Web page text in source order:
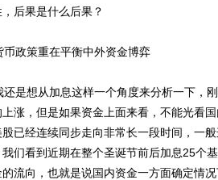
后果是什么后果？
政策重在平衡中外资金博弈
是想从加息这样一个角度来分析一下，
涨，但是如果资金上面来看，不能光看
已经连续同步走向非常长一段时间，一
们看到近期在整个圣诞节前后加息25个
的流向，也就是说国内资金一方面确定情